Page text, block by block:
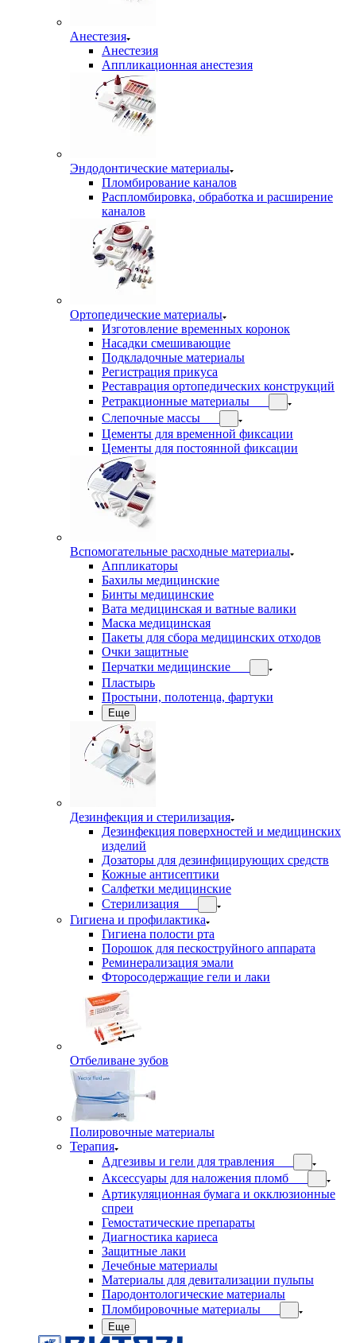
Анестезия
Анестезия
Аппликационная анестезия
Эндодонтические материалы
Пломбирование каналов
Распломбировка, обработка и расширение
каналов
Ортопедические материалы
Изготовление временных коронок
Насадки смешивающие
Подкладочные материалы
Регистрация прикуса
Реставрация ортопедических конструкций
Ретракционные материалы
Слепочные массы
Цементы для временной фиксации
Цементы для постоянной фиксации
Вспомогательные расходные материалы
Аппликаторы
Бахилы медицинские
Бинты медицинские
Вата медицинская и ватные валики
Маска медицинская
Пакеты для сбора медицинских отходов
Очки защитные
Перчатки медицинские
Пластырь
Простыни, полотенца, фартуки
Еще
Дезинфекция и стерилизация
Дезинфекция поверхностей и медицинских
изделий
Дозаторы для дезинфицирующих средств
Кожные антисептики
Салфетки медицинские
Стерилизация
Гигиена и профилактика
Гигиена полости рта
Порошок для пескоструйного аппарата
Реминерализация эмали
Фторосодержащие гели и лаки
Отбеливане зубов
Полировочные материалы
Терапия
Адгезивы и гели для травления
Аксессуары для наложения пломб
Артикуляционная бумага и окклюзионные
спреи
Гемостатические препараты
Диагностика кариеса
Защитные лаки
Лечебные материалы
Материалы для девитализации пульпы
Пародонтологические материалы
Пломбировочные материалы
Еще